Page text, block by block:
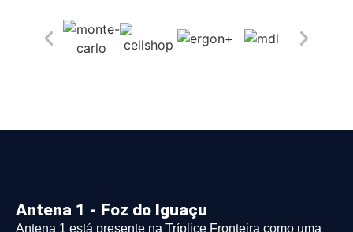
Antena 1 - Foz do Iguaçu
Antena 1 está presente na Tríplice Fronteira como uma